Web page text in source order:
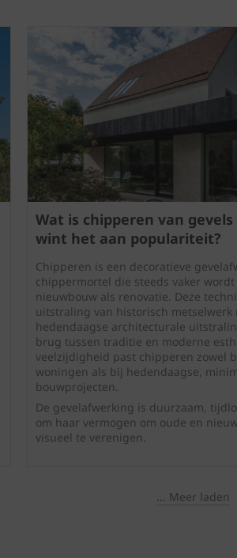
Wat is chipperen van
wint het aan populariteit?
Chipperen is een decoratieve
chippermortel die steeds vaker
nieuwbouw als renovatie. Deze
uitstraling van historisch metselwerk
hedendaagse architecturale
brug tussen traditie en moderne
veelzijdigheid past chipperen zowel
woningen als bij hedendaagse,
bouwprojecten.
De gevelafwerking is duurzaam,
om haar vermogen om oude en
visueel te verenigen.
... Meer laden